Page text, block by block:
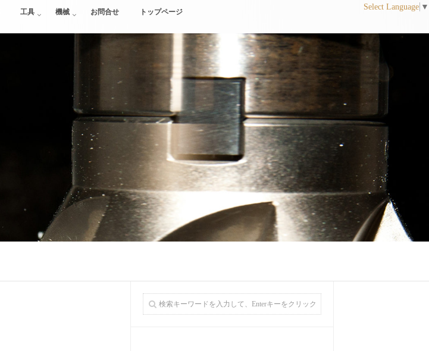
工具 機械 お問合せ トップページ
Select Language ▼